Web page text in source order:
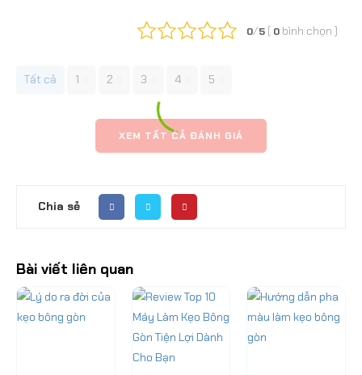
0/5 ( 0 bình chọn )
Tất cả 1 2 3 4 5
XEM TẤT CẢ ĐÁNH GIÁ
Chia sẻ
Bài viết liên quan